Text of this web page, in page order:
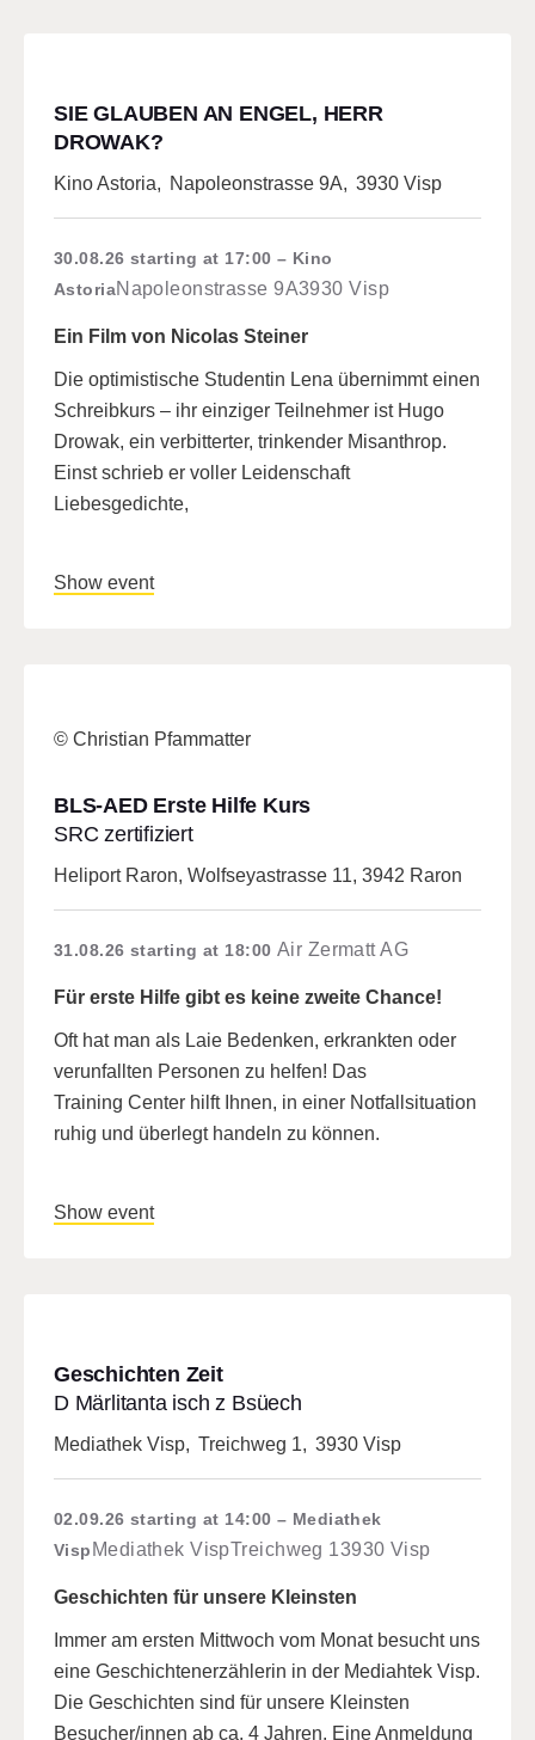
SIE GLAUBEN AN ENGEL, HERR
DROWAK?
Kino Astoria, Napoleonstrasse 9A, 3930 Visp
30.08.26 starting at 17:00
Kino
AstoriaNapoleonstrasse 9A3930 Visp
Ein Film von Nicolas Steiner
Die optimistische Studentin Lena übernimmt einen
Schreibkurs – ihr einziger Teilnehmer ist Hugo
Drowak, ein verbitterter, trinkender Misanthrop.
Einst schrieb er voller Leidenschaft
Liebesgedichte,
Show event
© Christian Pfammatter
BLS-AED Erste Hilfe Kurs
SRC zertifiziert
Heliport Raron, Wolfseyastrasse 11, 3942 Raron
31.08.26 starting at 18:00 Air Zermatt AG
Für erste Hilfe gibt es keine zweite Chance!
Oft hat man als Laie Bedenken, erkrankten oder
verunfallten Personen zu helfen! Das
Training Center hilft Ihnen, in einer Notfallsituation
ruhig und überlegt handeln zu können.
Show event
Geschichten Zeit
D Märlitanta isch z Bsüech
Mediathek Visp, Treichweg 1, 3930 Visp
02.09.26 starting at 14:00
Mediathek
Visp Mediathek VispTreichweg 13930 Visp
Geschichten für unsere Kleinsten
Immer am ersten Mittwoch vom Monat besucht uns
eine Geschichtenerzählerin in der Mediahtek Visp.
Die Geschichten sind für unsere Kleinsten
Besucher/innen ab ca. 4 Jahren. Eine Anmeldung